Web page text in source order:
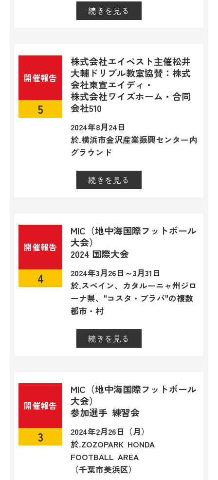
閉じる
続きを見る
開催報告
5
株式会社エイペスト主催松井
大輔ドリブル教室協賛：株式
会社東宣エイディ・
株式会社ワイズホーム・合同
会社510
2024年8月24日
於.横浜市金沢産業振興センター内
グラウンド
閉じる
続きを見る
開催報告
4
MIC（地中海国際フットボール
大会）
2024 国際大会
2024年3月26日～3月31日
於.スペイン、カタルーニャ州ジロ
ーナ県、"コスタ・ブラバ"の複数
都市・村
閉じる
続きを見る
開催報告
3
MIC（地中海国際フットボール
大会）
参加選手 練習会
2024年2月26日（月）
於.ZOZOPARK HONDA
FOOTBALL AREA
（千葉市美浜区）